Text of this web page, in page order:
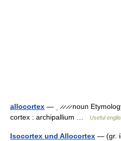
allocortex — ˌ ̷ ̷ ̷ ̷ noun
cortex : archipallium …
Useful
Isocortex und Allocortex — (gr.